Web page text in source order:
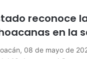
reconoce
en la
08 de mayo de